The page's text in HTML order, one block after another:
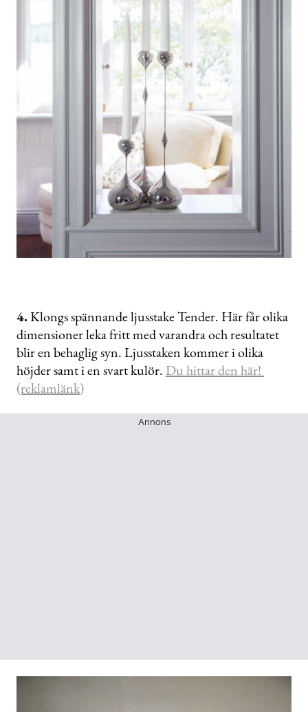
4.Klongs spännande ljusstake Tender. Här får olika
dimensioner leka fritt med varandra och resultatet
blir en behaglig syn. Ljusstaken kommer i olika
höjder samt i en svart kulör. Du hittar den här!
(reklamlänk)
Annons